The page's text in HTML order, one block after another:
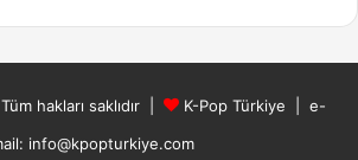
hakları saklıdır | K-Pop Türkiye | e-
info@kpopturkiye.com